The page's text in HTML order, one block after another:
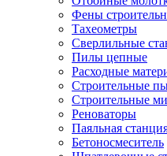
Фены
Тахеометры
Сверлильные
Пилы цепные
Расходные
Строительные
Строительные
Реноваторы
Паяльная
Бетоносмеситель